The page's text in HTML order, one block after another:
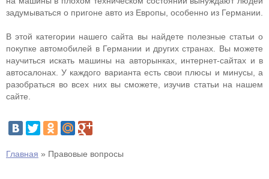
задумываться о пригоне авто из Европы, особенно из Германии.
В этой категории нашего сайта вы найдете полезные статьи о
покупке автомобилей в Германии и других странах. Вы можете
научиться искать машины на авторынках, интернет-сайтах и в
автосалонах. У каждого варианта есть свои плюсы и минусы, а
разобраться во всех них вы сможете, изучив статьи на нашем
сайте.
Главная » Правовые вопросы